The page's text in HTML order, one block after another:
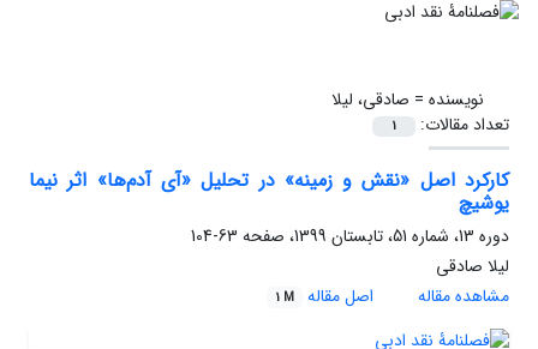
نویسنده = صادقی، لیلا
تعداد مقالات:
1
کارکرد اصل «نقش و زمینه» در تحلیل «آی آدم‌ها» اثر نیما
یوشیچ
دوره 13، شماره 51، تابستان 1399، صفحه
63-104
لیلا صادقی
مشاهده مقاله
اصل مقاله 1 M